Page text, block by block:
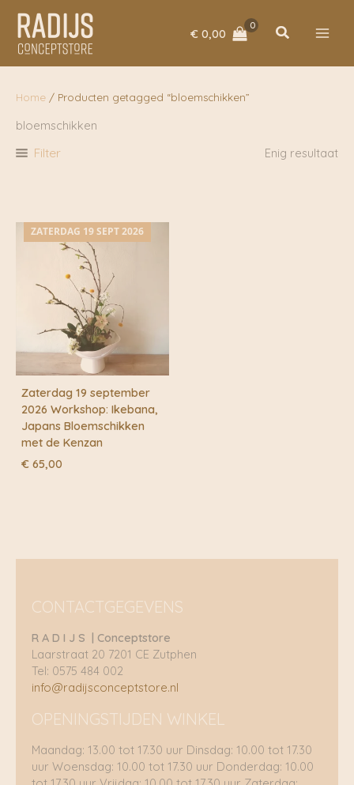
naar
inhoud
€ 0,00 Zoeken
Home / Producten getagged “bloemschikken”
bloemschikken
Filter Enig resultaat
ZATERDAG 19 SEPT 2026
Zaterdag 19 september
2026 Workshop: Ikebana,
Japans Bloemschikken
met de Kenzan
€ 65,00
CONTACTGEGEVENS
R A D I J S | Conceptstore
Laarstraat 20 7201 CE Zutphen
Tel: 0575 484 002
info@radijsconceptstore.nl
OPENINGSTIJDEN WINKEL
Maandag: 13.00 tot 17.30 uur Dinsdag: 10.00 tot 17.30
uur Woensdag: 10.00 tot 17.30 uur Donderdag: 10.00